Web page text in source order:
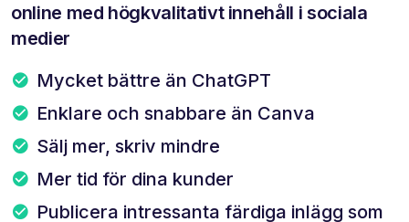
online med högkvalitativt innehåll i sociala
medier
Mycket bättre än ChatGPT
Enklare och snabbare än Canva
Sälj mer, skriv mindre
Mer tid för dina kunder
Publicera intressanta färdiga inlägg som